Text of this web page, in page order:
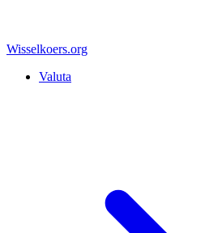
Wisselkoers.org
Valuta